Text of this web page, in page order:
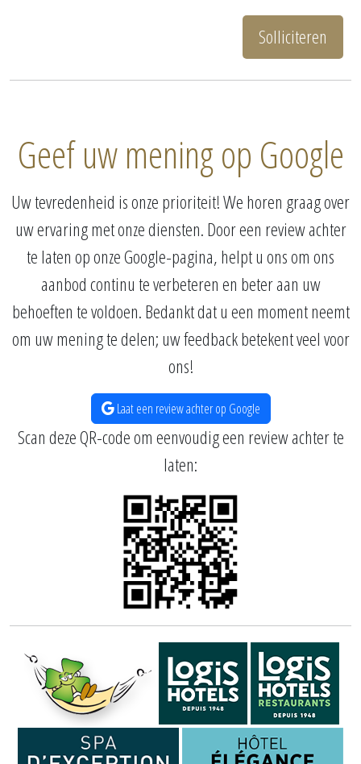
Solliciteren
Geef uw mening op Google
Uw tevredenheid is onze prioriteit! We horen graag over
uw ervaring met onze diensten. Door een review achter
te laten op onze Google-pagina, helpt u ons om ons
aanbod continu te verbeteren en beter aan uw
behoeften te voldoen. Bedankt dat u een moment neemt
om uw mening te delen; uw feedback betekent veel voor
ons!
Laat een review achter op Google
Scan deze QR-code om eenvoudig een review achter te
laten: